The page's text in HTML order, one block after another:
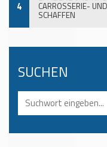
4 CARROSSERIE-
SCHAFFEN
SUCHEN